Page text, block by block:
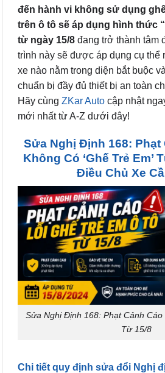
đến hành vi không sử dụng
trên ô tô sẽ áp dụng hình thức
từ ngày 15/8 đang trở thành tâm
trình này sẽ được áp dụng cụ thể
xe nào nằm trong diện bắt buộc
chuẩn bị đầy đủ thiết bị an toàn
Hãy cùng ZKar Auto cập nhật
mới nhất từ A-Z dưới đây!
Sửa Nghị Định 168: Phạt
Không Có ‘Ghế Trẻ Em’
Điều Chủ Xe
Sửa Nghị Định 168: Phạt Cảnh
Từ 15/8
Chi tiết quy định sửa đổi Nghị